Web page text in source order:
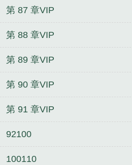
第 87 章VIP
第 88 章VIP
第 89 章VIP
第 90 章VIP
第 91 章VIP
92100
100110